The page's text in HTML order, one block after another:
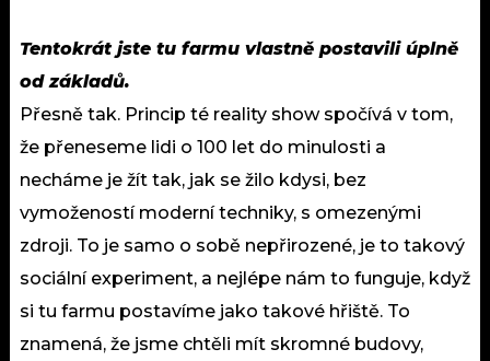
Tentokrát jste tu farmu vlastně postavili úplně
od základů.
Přesně tak. Princip té reality show spočívá v tom,
že přeneseme lidi o 100 let do minulosti a
necháme je žít tak, jak se žilo kdysi, bez
vymožeností moderní techniky, s omezenými
zdroji. To je samo o sobě nepřirozené, je to takový
sociální experiment, a nejlépe nám to funguje, když
si tu farmu postavíme jako takové hřiště. To
znamená, že jsme chtěli mít skromné budovy,